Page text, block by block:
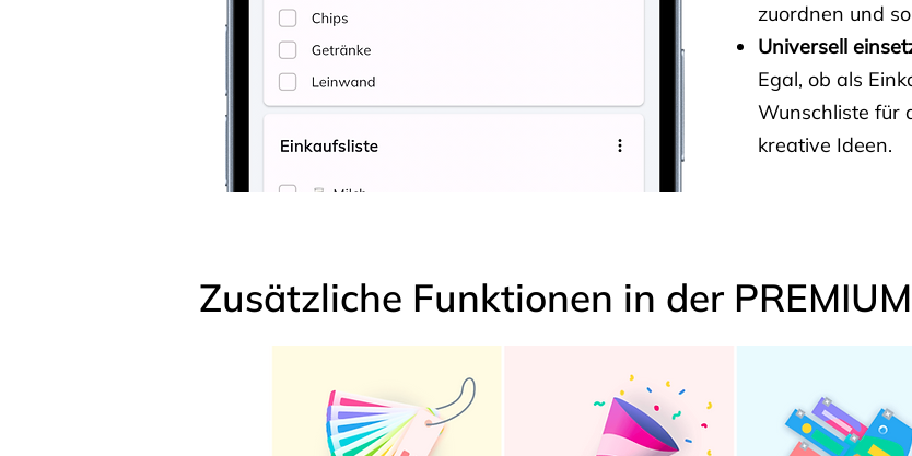
zuordnen und
Universell
Egal, ob als
Wunschliste für
kreative Ideen.
Zusätzliche Funktionen in der